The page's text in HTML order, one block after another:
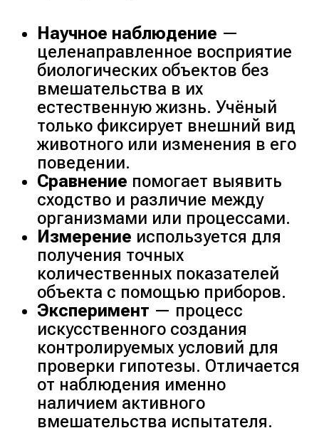
Научное наблюдение —
целенаправленное восприятие
биологических объектов без
вмешательства в их
естественную жизнь. Учёный
только фиксирует внешний вид
животного или изменения в его
поведении.
Сравнение помогает выявить
сходство и различие между
организмами или процессами.
Измерение используется для
получения точных
количественных показателей
объекта с помощью приборов.
Эксперимент — процесс
искусственного создания
контролируемых условий для
проверки гипотезы. Отличается
от наблюдения именно
наличием активного
вмешательства испытателя.